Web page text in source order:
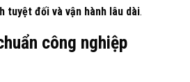
tuyệt đối và vận hành lâu dài.
công nghiệp